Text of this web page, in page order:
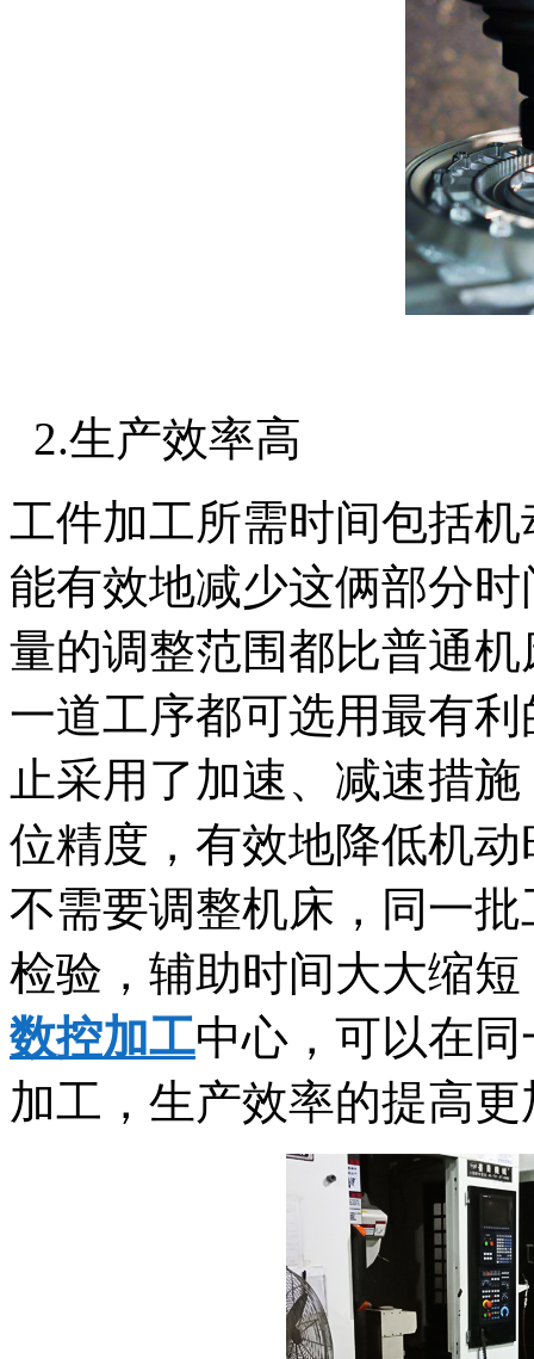
2.生产效率高
工件加工所需时间包括
能有效地减少这俩部分
量的调整范围都比普通
一道工序都可选用最有
止采用了加速、减速措
位精度，有效地降低机
不需要调整机床，同一
检验，辅助时间大大缩
数控加工中心，可以在
加工，生产效率的提高